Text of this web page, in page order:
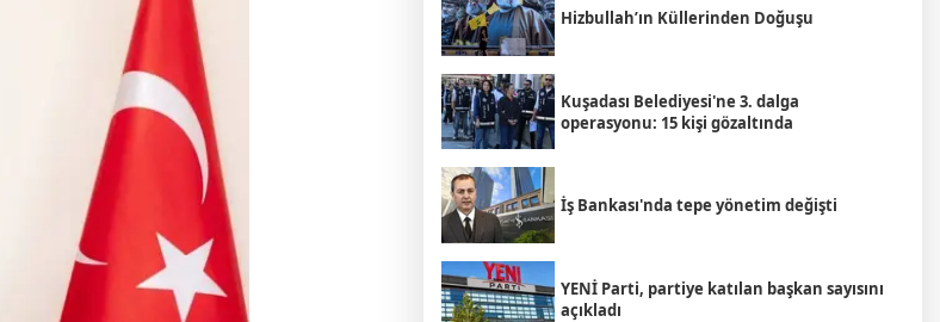
Hizbullah’ın Küllerinden Doğuşu
Kuşadası Belediyesi'ne 3. dalga
operasyonu: 15 kişi gözaltında
İş Bankası'nda tepe yönetim değişti
YENİ Parti, partiye katılan başkan sayısını
açıkladı